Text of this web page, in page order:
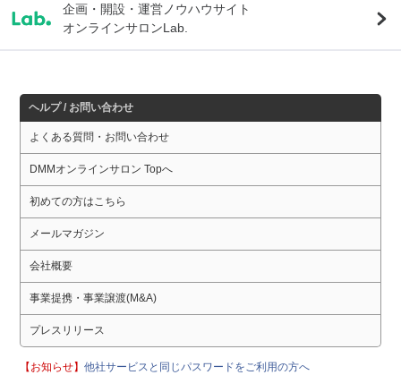
企画・開設・運営ノウハウサイト
オンラインサロンLab.
ヘルプ / お問い合わせ
よくある質問・お問い合わせ
DMMオンラインサロン Topへ
初めての方はこちら
メールマガジン
会社概要
事業提携・事業譲渡(M&A)
プレスリリース
【お知らせ】他社サービスと同じパスワードをご利用の方へ